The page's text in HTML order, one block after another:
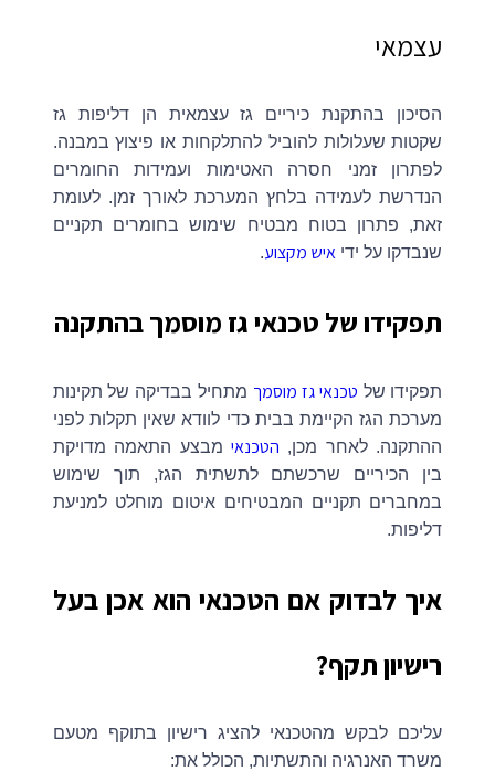
עצמאי
הסיכון בהתקנת כיריים גז עצמאית הן דליפות גז
שקטות שעלולות להוביל להתלקחות או פיצוץ במבנה.
לפתרון זמני חסרה האטימות ועמידות החומרים
הנדרשת לעמידה בלחץ המערכת לאורך זמן. לעומת
זאת, פתרון בטוח מבטיח שימוש בחומרים תקניים
שנבדקו על ידי איש מקצוע.
תפקידו של טכנאי גז מוסמך בהתקנה
תפקידו של טכנאי גז מוסמך מתחיל בבדיקה של תקינות
מערכת הגז הקיימת בבית כדי לוודא שאין תקלות לפני
ההתקנה. לאחר מכן, הטכנאי מבצע התאמה מדויקת
בין הכיריים שרכשתם לתשתית הגז, תוך שימוש
במחברים תקניים המבטיחים איטום מוחלט למניעת
דליפות.
איך לבדוק אם הטכנאי הוא אכן בעל
רישיון תקף?
עליכם לבקש מהטכנאי להציג רישיון בתוקף מטעם
משרד האנרגיה והתשתיות, הכולל את: